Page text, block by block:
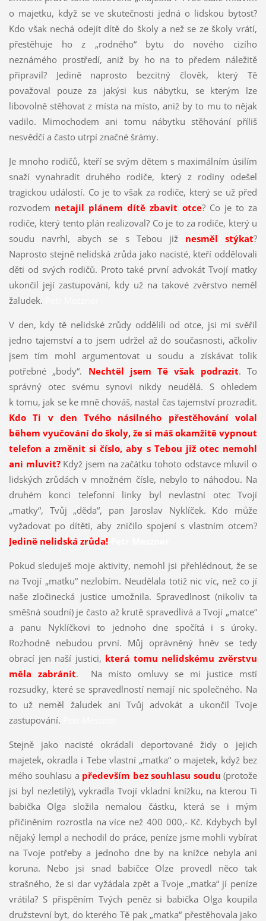
o majetku, když se ve skutečnosti jedná o lidskou bytost?
Kdo však nechá odejít dítě do školy a než se ze školy vrátí,
přestěhuje ho z „rodného“ bytu do nového cizího
neznámého prostředí, aniž by ho na to předem náležitě
připravil? Jedině naprosto bezcitný člověk, který Tě
považoval pouze za jakýsi kus nábytku, se kterým lze
libovolně stěhovat z místa na místo, aniž by to mu to nějak
vadilo. Mimochodem ani tomu nábytku stěhování příliš
nesvědčí a často utrpí značné šrámy.
Je mnoho rodičů, kteří se svým dětem s maximálním úsilím
snaží vynahradit druhého rodiče, který z rodiny odešel
tragickou událostí. Co je to však za rodiče, který se už před
rozvodem netajil plánem dítě zbavit otce? Co je to za
rodiče, který tento plán realizoval? Co je to za rodiče, který u
soudu navrhl, abych se s Tebou již nesměl stýkat?
Naprosto stejně nelidská zrůda jako nacisté, kteří oddělovali
děti od svých rodičů. Proto také první advokát Tvojí matky
ukončil její zastupování, kdy už na takové zvěrstvo neměl
žaludek.
V den, kdy tě nelidské zrůdy oddělili od otce, jsi mi svěřil
jedno tajemství a to jsem udržel až do současnosti, ačkoliv
jsem tím mohl argumentovat u soudu a získávat tolik
potřebné „body“. Nechtěl jsem Tě však podrazit. To
správný otec svému synovi nikdy neudělá. S ohledem
k tomu, jak se ke mně chováš, nastal čas tajemství prozradit.
Kdo Ti v den Tvého násilného přestěhování volal
během vyučování do školy, že si máš okamžitě vypnout
telefon a změnit si číslo, aby s Tebou již otec nemohl
ani mluvit?Když jsem na začátku tohoto odstavce mluvil o
lidských zrůdách v množném čísle, nebylo to náhodou. Na
druhém konci telefonní linky byl nevlastní otec Tvojí
„matky“, Tvůj „děda“, pan Jaroslav Nyklíček. Kdo může
vyžadovat po dítěti, aby zničilo spojení s vlastním otcem?
Jedině nelidská zrůda!
Pokud sleduješ moje aktivity, nemohl jsi přehlédnout, že se
na Tvojí „matku“ nezlobím. Neudělala totiž nic víc, než co jí
naše zločinecká justice umožnila. Spravedlnost (nikoliv ta
směšná soudní) je často až krutě spravedlivá a Tvojí „matce“
a panu Nyklíčkovi to jednoho dne spočítá i s úroky.
Rozhodně nebudou první. Můj oprávněný hněv se tedy
obrací jen naší justici, která tomu nelidskému zvěrstvu
měla zabránit. Na místo omluvy se mi justice mstí
rozsudky, které se spravedlností nemají nic společného. Na
to už neměl žaludek ani Tvůj advokát a ukončil Tvoje
zastupování.
Stejně jako nacisté okrádali deportované židy o jejich
majetek, okradla i Tebe vlastní „matka“ o majetek, když bez
mého souhlasu a především bez souhlasu soudu (protože
jsi byl nezletilý), vykradla Tvojí vkladní knížku, na kterou Ti
babička Olga složila nemalou částku, která se i mým
přičiněním rozrostla na více než 400 000,- Kč. Kdybych byl
nějaký lempl a nechodil do práce, peníze jsme mohli vybírat
na Tvoje potřeby a jednoho dne by na knížce nebyla ani
koruna. Nebo jsi snad babičce Olze provedl něco tak
strašného, že si dar vyžádala zpět a Tvoje „matka“ jí peníze
vrátila? S přispěním Tvých peněz si babička Olga koupila
družstevní byt, do kterého Tě pak „matka“ přestěhovala jako